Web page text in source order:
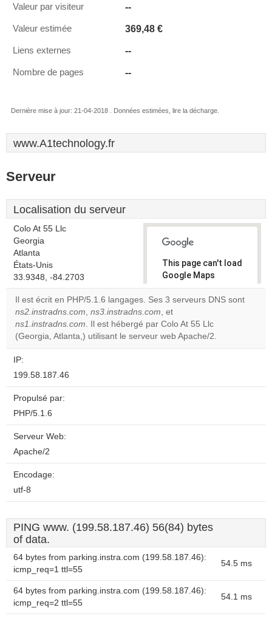
Valeur par visiteur --
Valeur estimée 369,48 €
Liens externes --
Nombre de pages --
Dernière mise à jour: 21-04-2018 . Données estimées, lire la décharge.
www.A1technology.fr
Serveur
Localisation du serveur
Colo At 55 Llc
Georgia
Atlanta
États-Unis
33.9348, -84.2703
This page can't load
Google Maps
correctly.
Do you
own this
website?
Il est écrit en PHP/5.1.6 langages. Ses 3 serveurs DNS sont
ns2.instradns.com, ns3.instradns.com, et
ns1.instradns.com. Il est hébergé par Colo At 55 Llc
(Georgia, Atlanta,) utilisant le serveur web Apache/2.
IP:
199.58.187.46
Propulsé par:
PHP/5.1.6
Serveur Web:
Apache/2
Encodage:
utf-8
PING www. (199.58.187.46) 56(84) bytes
of data.
64 bytes from parking.instra.com (199.58.187.46):
icmp_req=1 ttl=55
54.5 ms
64 bytes from parking.instra.com (199.58.187.46):
icmp_req=2 ttl=55
54.1 ms